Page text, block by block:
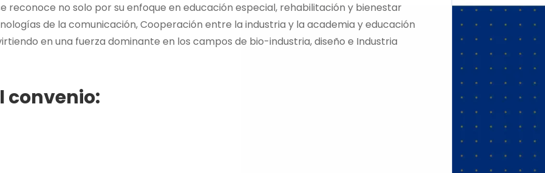
reconoce no solo por su enfoque en educación especial, rehabilitación y bienestar
de la comunicación, Cooperación entre la industria y la academia y educación
en una fuerza dominante en los campos de bio-industria, diseño e Industria
convenio: